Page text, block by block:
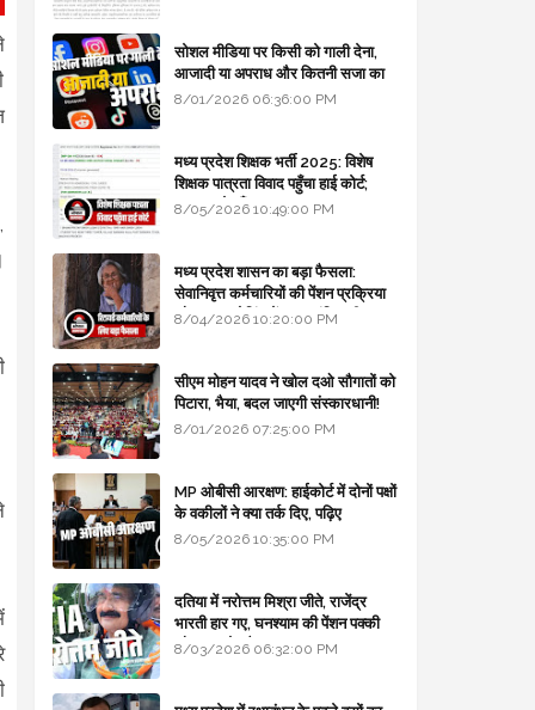
सोशल मीडिया पर किसी को गाली देना,
आजादी या अपराध और कितनी सजा का
प्रावधान - free legal advice
8/01/2026 06:36:00 PM
मध्य प्रदेश शिक्षक भर्ती 2025: विशेष
शिक्षक पात्रता विवाद पहुँचा हाई कोर्ट;
सरकार से माँगा जवाब
8/05/2026 10:49:00 PM
मध्य प्रदेश शासन का बड़ा फैसला:
सेवानिवृत्त कर्मचारियों की पेंशन प्रक्रिया
और बजट कोडिंग में हुए क्रांतिकारी
8/04/2026 10:20:00 PM
सीएम मोहन यादव ने खोल दओ सौगातों को
पिटारा, भैया, बदल जाएगी संस्कारधानी!
8/01/2026 07:25:00 PM
MP ओबीसी आरक्षण: हाईकोर्ट में दोनों पक्षों
के वकीलों ने क्या तर्क दिए, पढ़िए
8/05/2026 10:35:00 PM
दतिया में नरोत्तम मिश्रा जीते, राजेंद्र
भारती हार गए, घनश्याम की पेंशन पक्की
और आशुतोष बैक टू...
8/03/2026 06:32:00 PM